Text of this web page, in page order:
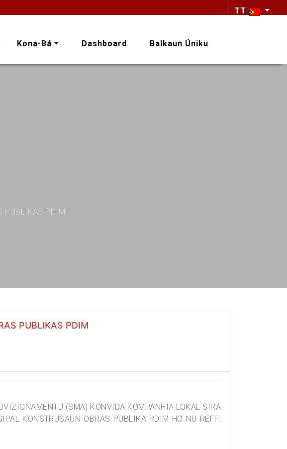
TT
Kona-Bá Dashboard Balkaun Úniku
PUBLIKAS PDIM
PUBLIKAS PDIM
(SMA) KONVIDA KOMPANHIA LOKAL SIRA
KONSTRUSAUN OBRAS PUBLIKA PDIM HO NU REFF;